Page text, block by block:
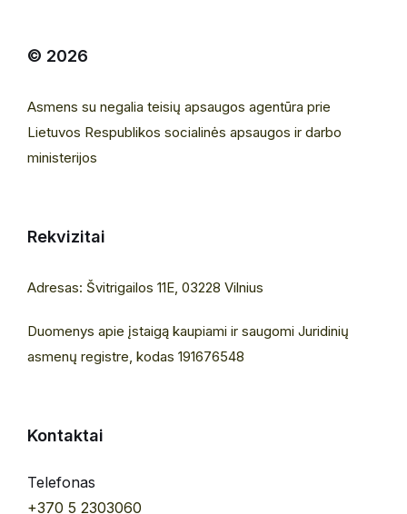
© 2026
Asmens su negalia teisių apsaugos agentūra prie
Lietuvos Respublikos socialinės apsaugos ir darbo
ministerijos
Rekvizitai
Adresas: Švitrigailos 11E, 03228 Vilnius
Duomenys apie įstaigą kaupiami ir saugomi Juridinių
asmenų registre, kodas 191676548
Kontaktai
Telefonas
+370 5 2303060